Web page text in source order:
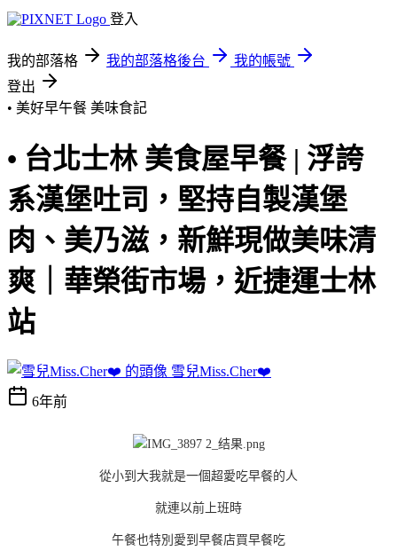
登入
我的部落格 我的部落格後台
我的帳號
登出
• 美好早午餐 美味食記
• 台北士林 美食屋早餐 | 浮誇
系漢堡吐司，堅持自製漢堡
肉、美乃滋，新鮮現做美味清
爽｜華榮街市場，近捷運士林
站
雪兒Miss.Cher❤️
6年前
從小到大我就是一個超愛吃早餐的人
就連以前上班時
午餐也特別愛到早餐店買早餐吃